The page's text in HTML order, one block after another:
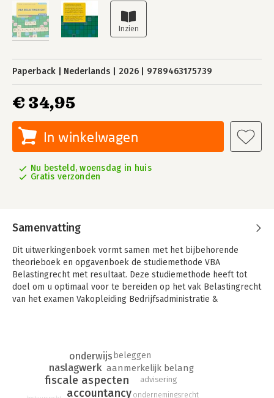
Paperback Nederlands 2026 9789463175739
€ 34,95
In winkelwagen
Nu besteld, woensdag in huis
Gratis verzonden
Samenvatting
Dit uitwerkingenboek vormt samen met het bijbehorende
theorieboek en opgavenboek de studiemethode VBA
Belastingrecht met resultaat. Deze studiemethode heeft tot
doel om u optimaal voor te bereiden op het vak Belastingrecht
van het examen Vakopleiding Bedrijfsadministratie &
Deze uitgave bevat alle uitwerkingen van de vraagstukken uit
het opgavenboek VBA Belastingrecht met resultaat. Deze
uitwerkingen zijn, net als het theorieboek en opgavenboek,
accountancy
fiscale aspecten
naslagwerk
onderwijs
aanmerkelijk belang
beleggen
ondernemingsrecht
advisering